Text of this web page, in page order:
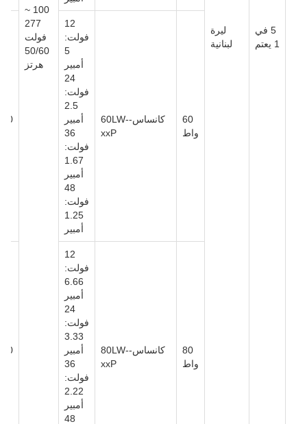
5 في
1 يعتم
ليرة
لبنانية
100 ~
277
فولت
50/60
هرتز
60
واط
كانساس-60LW-
xxP
12
فولت:
5
أمبير
24
فولت:
2.5
أمبير
36
فولت:
1.67
أمبير
48
فولت:
1.25
أمبير
80
واط
كانساس-80LW-
xxP
12
فولت:
6.66
أمبير
24
فولت:
3.33
أمبير
36
فولت:
2.22
أمبير
48